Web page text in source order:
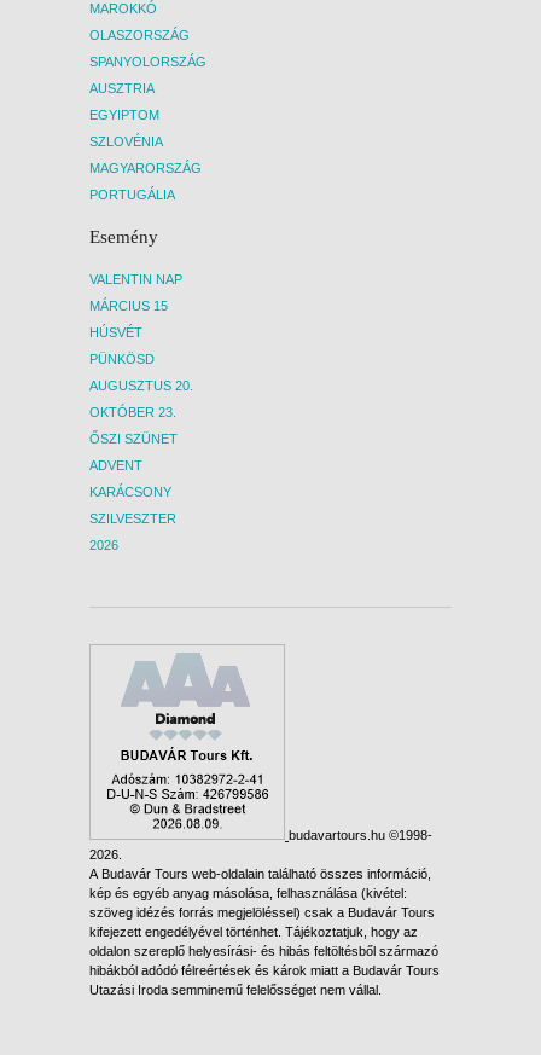
MAROKKÓ
OLASZORSZÁG
SPANYOLORSZÁG
AUSZTRIA
EGYIPTOM
SZLOVÉNIA
MAGYARORSZÁG
PORTUGÁLIA
Esemény
VALENTIN NAP
MÁRCIUS 15
HÚSVÉT
PÜNKÖSD
AUGUSZTUS 20.
OKTÓBER 23.
ŐSZI SZÜNET
ADVENT
KARÁCSONY
SZILVESZTER
2026
budavartours.hu ©1998-
2026.
A Budavár Tours web-oldalain található összes információ,
kép és egyéb anyag másolása, felhasználása (kivétel:
szöveg idézés forrás megjelöléssel) csak a Budavár Tours
kifejezett engedélyével történhet. Tájékoztatjuk, hogy az
oldalon szereplő helyesírási- és hibás feltöltésből származó
hibákból adódó félreértések és károk miatt a Budavár Tours
Utazási Iroda semminemű felelősséget nem vállal.